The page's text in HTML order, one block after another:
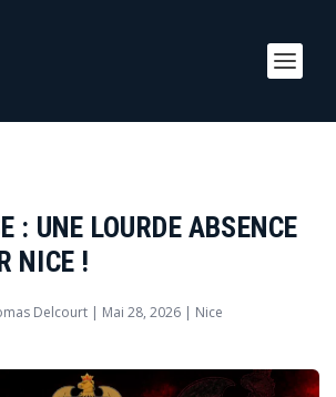
: UNE LOURDE ABSENCE
NICE !
Delcourt| Mai 28, 2026| Nice